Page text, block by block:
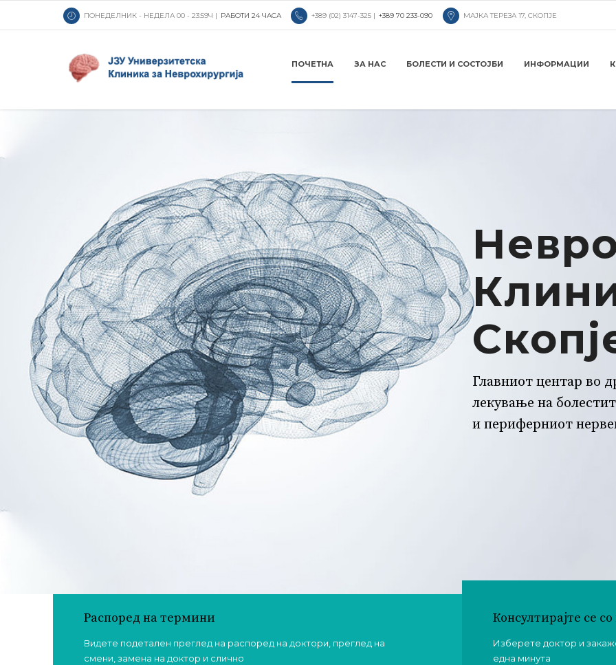
ПОНЕДЕЛНИК - НЕДЕЛА 00 - 23:59Ч | РАБОТИ 24 ЧАСА +389 (02) 3147-325 | +389 70 233-090 МАЈКА ТЕРЕЗА 17, СКОПЈЕ
ПОЧЕТНА ЗА НАС БОЛЕСТИ И СОСТОЈБИ ИНФОРМАЦИИ
Главниот центар во
лекување на
и периферниот
Распоред на термини
Видете подетален преглед на распоред на доктори, преглед на
смени, замена на доктор и слично
Консултирајте се
Изберете доктор и
една минута